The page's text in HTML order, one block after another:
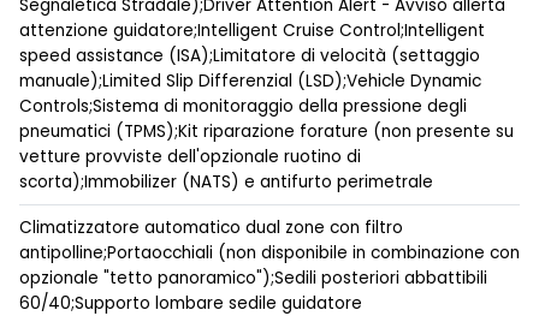
Segnaletica Stradale);Driver Attention Alert - Avviso allerta
attenzione guidatore;Intelligent Cruise Control;Intelligent
speed assistance (ISA);Limitatore di velocità (settaggio
manuale);Limited Slip Differenzial (LSD);Vehicle Dynamic
Controls;Sistema di monitoraggio della pressione degli
pneumatici (TPMS);Kit riparazione forature (non presente su
vetture provviste dell'opzionale ruotino di
scorta);Immobilizer (NATS) e antifurto perimetrale
Climatizzatore automatico dual zone con filtro
antipolline;Portaocchiali (non disponibile in combinazione con
opzionale "tetto panoramico");Sedili posteriori abbattibili
60/40;Supporto lombare sedile guidatore